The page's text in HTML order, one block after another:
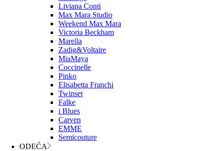
Liviana Conti
Max Mara Studio
Weekend Max Mara
Victoria Beckham
Marella
Zadig&Voltaire
MiaMaya
Coccinelle
Pinko
Elisabetta Franchi
Twinset
Falke
i Blues
Carven
EMME
Semicouture
ODEĆA